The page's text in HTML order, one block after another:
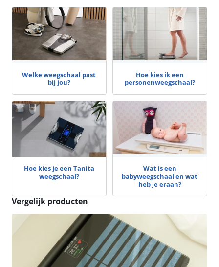
Welke weegschaal past
bij jou?
Hoe kies ik een
personenweegschaal?
Hoe kies je een Tanita
weegschaal?
Wat is een
babyweegschaal en wat
heb je eraan?
Vergelijk producten